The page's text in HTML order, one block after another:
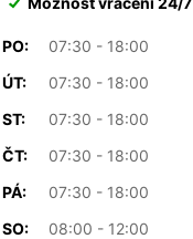
PO:
07:30 - 18:00
ÚT:
07:30 - 18:00
ST:
07:30 - 18:00
ČT:
07:30 - 18:00
PÁ:
07:30 - 18:00
SO:
08:00 - 12:00